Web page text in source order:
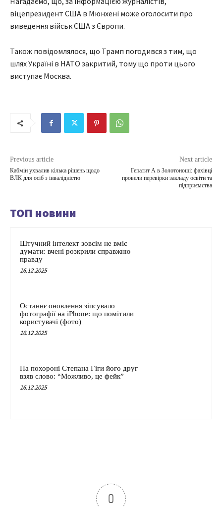
віцепрезидент США в Мюнхені може оголосити про
виведення військ США з Європи.
Також повідомлялося, що Трамп погодився з тим, що
шлях Україні в НАТО закритий, тому що проти цього
виступає Москва.
Previous article
Кабмін ухвалив кілька рішень щодо
ВЛК для осіб з інвалідністю
Next article
Гепатит А в Золотоноші: фахівці
провели перевірки закладу освіти та
підприємства
ТОП новини
Штучний інтелект зовсім не вміє
думати: вчені розкрили справжню
правду
16.12.2025
Останнє оновлення зіпсувало
фотографії на iPhone: що помітили
користувачі (фото)
16.12.2025
На похороні Степана Гіги його друг
взяв слово: “Можливо, це фейк”
16.12.2025
0